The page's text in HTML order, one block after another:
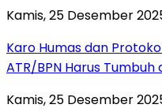
Kamis, 25 Desember
Karo Humas dan
ATR/BPN Harus
Kamis, 25 Desember